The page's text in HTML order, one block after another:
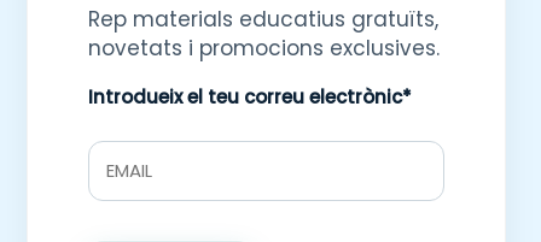
Rep materials educatius gratuïts,
novetats i promocions exclusives.
Introdueix el teu correu electrònic*